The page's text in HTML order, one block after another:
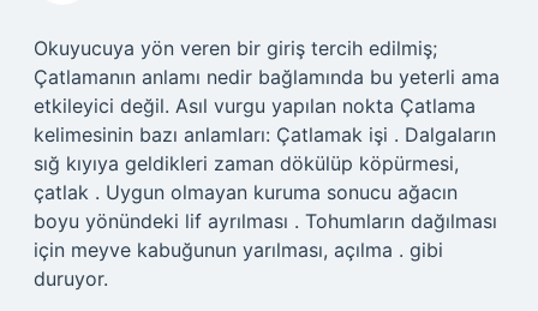
Okuyucuya yön veren bir giriş tercih edilmiş;
Çatlamanın anlamı nedir bağlamında bu yeterli ama
etkileyici değil. Asıl vurgu yapılan nokta Çatlama
kelimesinin bazı anlamları: Çatlamak işi . Dalgaların
sığ kıyıya geldikleri zaman dökülüp köpürmesi,
çatlak . Uygun olmayan kuruma sonucu ağacın
boyu yönündeki lif ayrılması . Tohumların dağılması
için meyve kabuğunun yarılması, açılma . gibi
duruyor.